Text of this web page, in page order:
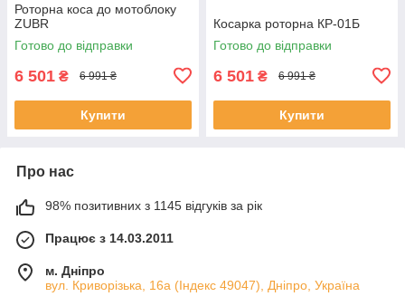
Роторна коса до мотоблоку
ZUBR
Готово до відправки
6 501 ₴ 6 991 ₴
Купити
Косарка роторна КР-01Б
Готово до відправки
6 501 ₴ 6 991 ₴
Купити
Про нас
98% позитивних з 1145 відгуків за рік
Працює з 14.03.2011
м. Дніпро
вул. Криворізька, 16а (Індекс 49047), Дніпро, Україна